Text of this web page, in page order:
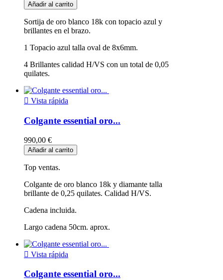
Añadir al carrito
Sortija de oro blanco 18k con topacio azul y
brillantes en el brazo.
1 Topacio azul talla oval de 8x6mm.
4 Brillantes calidad H/VS con un total de 0,05
quilates.
 Vista rápida
Colgante essential oro...
990,00 €
Añadir al carrito
Top ventas.
Colgante de oro blanco 18k y diamante talla
brillante de 0,25 quilates. Calidad H/VS.
Cadena incluida.
Largo cadena 50cm. aprox.
 Vista rápida
Colgante essential oro...